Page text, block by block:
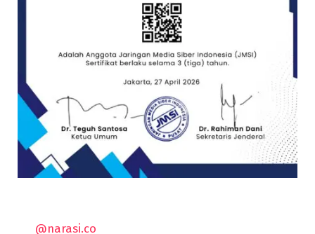
@narasi.co